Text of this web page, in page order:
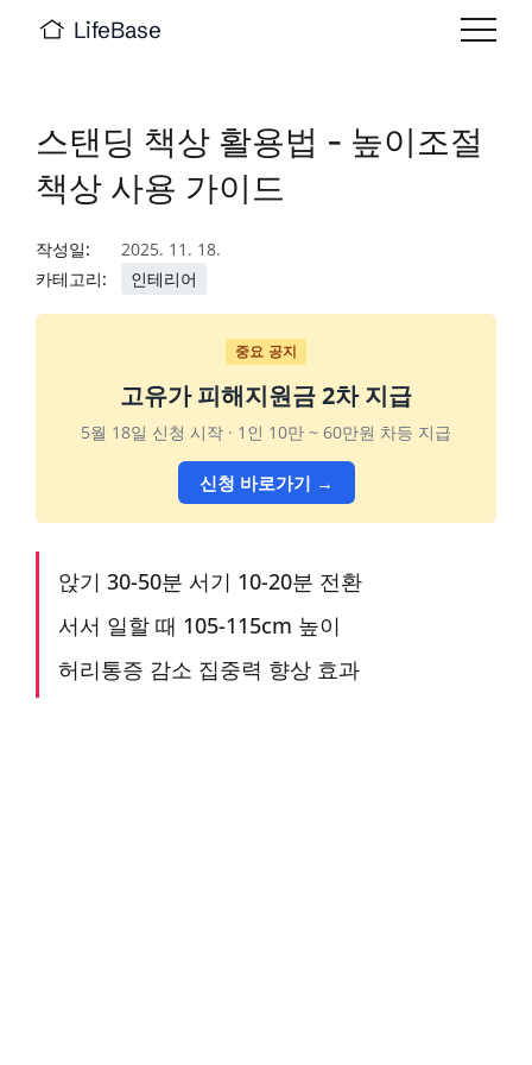
LifeBase
스탠딩 책상 활용법 - 높이조절
책상 사용 가이드
작성일:
2025. 11. 18.
카테고리:
인테리어
중요 공지
고유가 피해지원금 2차 지급
5월 18일 신청 시작 · 1인 10만 ~ 60만원 차등 지급
신청 바로가기 →
앉기 30-50분 서기 10-20분 전환
서서 일할 때 105-115cm 높이
허리통증 감소 집중력 향상 효과